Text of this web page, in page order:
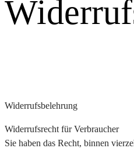
Widerrufsbelehrung
Widerrufsrecht für Verbraucher
Sie haben das Recht, binnen